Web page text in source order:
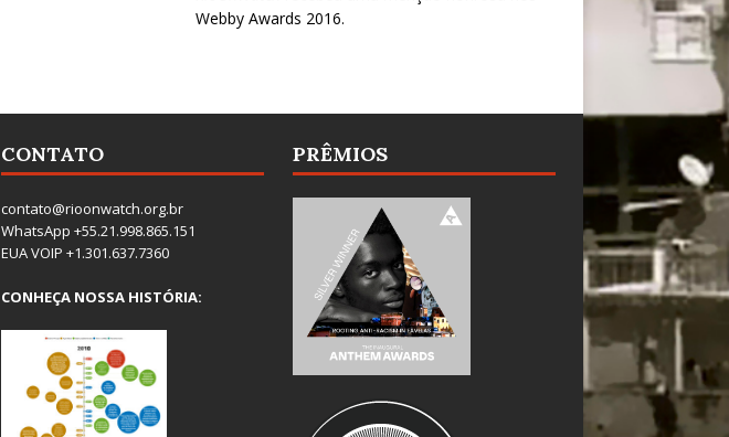
Webby Awards 2016.
CONTATO
contato@rioonwatch.org.br
WhatsApp +55.21.998.865.151
EUA VOIP +1.301.637.7360
CONHEÇA NOSSA HISTÓRIA:
PRÊMIOS